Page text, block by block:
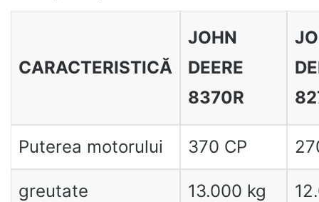
CARACTERISTICĂ
JOHN
DEERE
8370R
Puterea motorului 370 CP
greutate 13.000 kg